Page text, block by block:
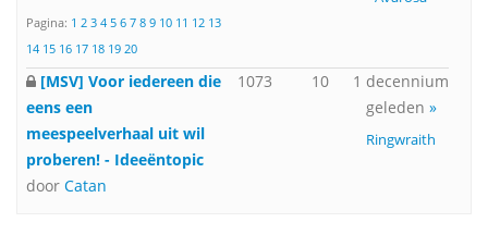
Pagina: 1 2 3 4 5 6 7 8 9 10 11 12 13
14 15 16 17 18 19 20
[MSV] Voor iedereen die
eens een
meespeelverhaal uit wil
proberen! - Ideeëntopic
door Catan
1073 10
1 decennium
geleden »
Ringwraith